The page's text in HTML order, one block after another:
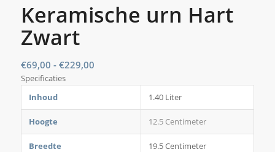
Keramische urn Hart
Zwart
€69,00 - €229,00Prijsklasse:
€229,00
Specificaties
Inhoud
1.40 Liter
Hoogte 12.5 Centimeter
Breedte 19.5 Centimeter